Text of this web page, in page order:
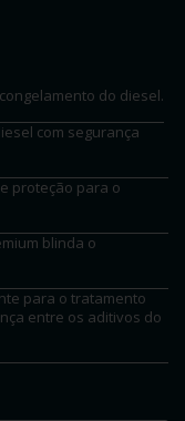
do diesel.
com segurança
proteção para o
blinda o
para o tratamento
entre os aditivos do